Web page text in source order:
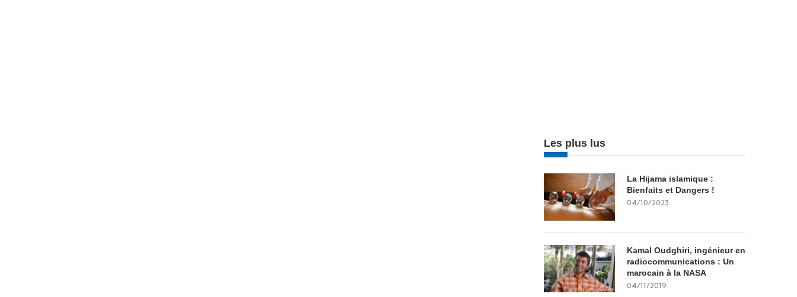
Les plus lus
La Hijama islamique :
Bienfaits et Dangers !
04/10/2023
Kamal Oudghiri, ingénieur en
radiocommunications : Un
marocain à la NASA
04/11/2019